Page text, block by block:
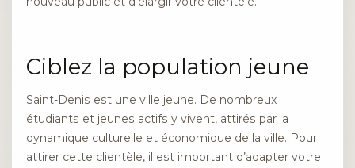
Ciblez la population jeune
Saint-Denis est une ville jeune. De nombreux
étudiants et jeunes actifs y vivent, attirés par la
dynamique culturelle et économique de la ville. Pour
attirer cette clientèle, il est important d’adapter votre